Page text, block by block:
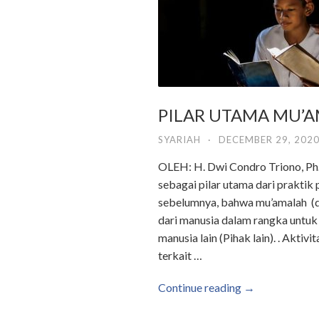
PILAR UTAMA
SYARIAH · DECEMBER 29, 2020
OLEH: H. Dwi Condro Triono,
sebagai pilar utama dari praktik
sebelumnya, bahwa mu’amalah
dari manusia dalam rangka
manusia lain (Pihak lain). .
terkait …
Continue reading →